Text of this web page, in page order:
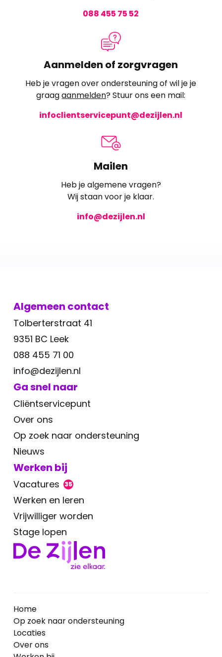
088 455 75 52
Aanmelden of zorgvragen
Heb je vragen over ondersteuning of wil je je
graagaanmelden? Stuur ons een mail:
infoclientservicepunt@dezijlen.nl
Mailen
Heb je algemene vragen?
Wij staan voor je klaar.
info@dezijlen.nl
Algemeen contact
Tolberterstraat 41
9351 BC Leek
088 455 71 00
info@dezijlen.nl
Ga snel naar
Cliëntservicepunt
Over ons
Op zoek naar ondersteuning
Nieuws
Werken bij
Vacatures 35
Werken en leren
Vrijwilliger worden
Stage lopen
Home
Op zoek naar ondersteuning
Locaties
Over ons